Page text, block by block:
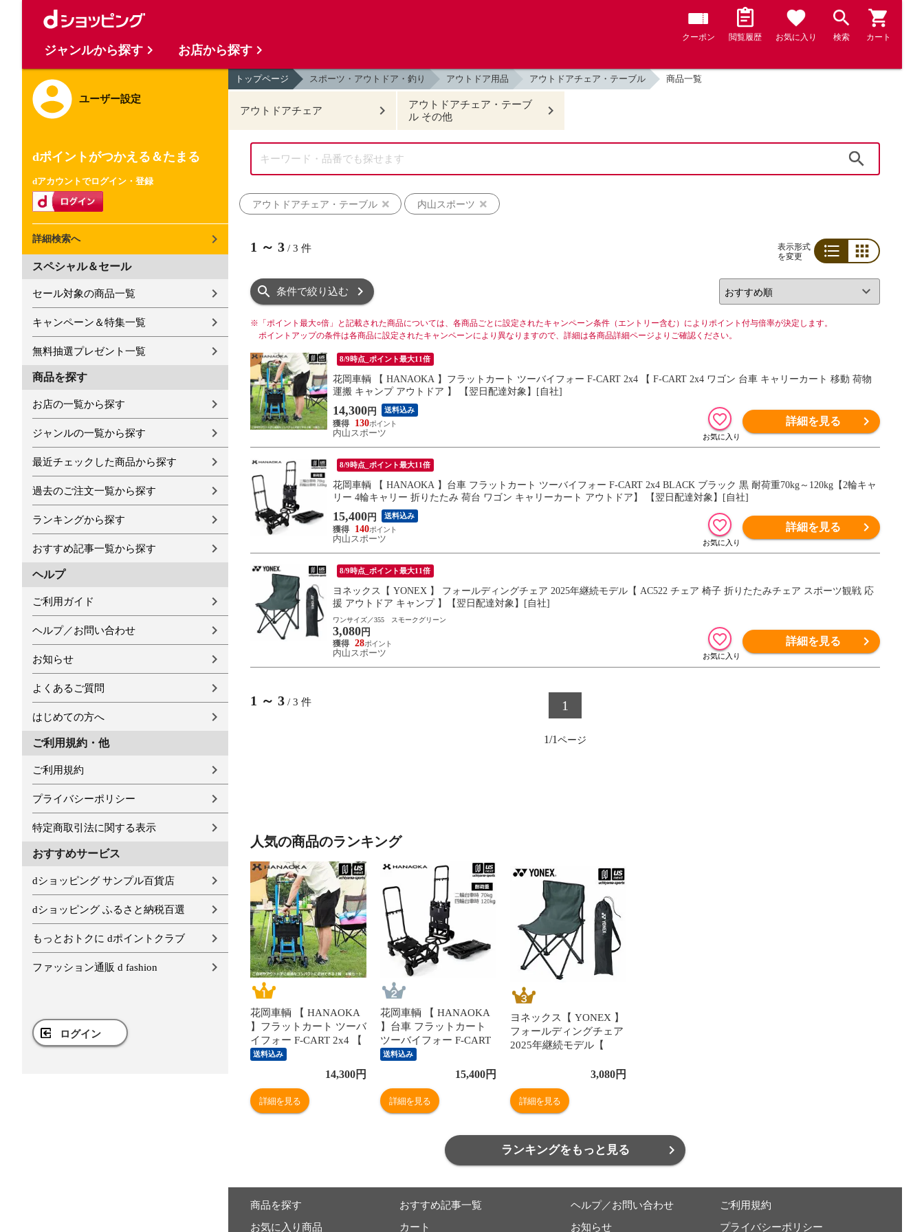
クーポン 閲覧履歴 お気に入り 検索 カート
ユーザー設定
dポイントがつかえる＆たまる
dアカウントでログイン・登録
詳細検索へ
スペシャル＆セール
セール対象の商品一覧
キャンペーン＆特集一覧
無料抽選プレゼント一覧
商品を探す
お店の一覧から探す
ジャンルの一覧から探す
最近チェックした商品から探す
過去のご注文一覧から探す
ランキングから探す
おすすめ記事一覧から探す
ヘルプ
ご利用ガイド
ヘルプ／お問い合わせ
お知らせ
よくあるご質問
はじめての方へ
ご利用規約・他
ご利用規約
プライバシーポリシー
特定商取引法に関する表示
おすすめサービス
dショッピング サンプル百貨店
dショッピング ふるさと納税百選
もっとおトクに dポイントクラブ
ファッション通販 d fashion
ログイン
トップページ スポーツ・アウトドア・釣り アウトドア用品 アウトドアチェア・テーブル 商品一覧
アウトドアチェア
アウトドアチェア・テーブ
ル その他
アウトドアチェア・テーブル 内山スポーツ
1 ～ 3 / 3 件
表示形式
を変更
条件で絞り込む
※ 「ポイント最大○倍」と記載された商品については、各商品ごとに設定されたキャンペーン条件（エントリー含む）によりポイント付与倍率が決定します。
ポイントアップの条件は各商品に設定されたキャンペーンにより異なりますので、詳細は各商品詳細ページよりご確認ください。
8/9時点_ポイント最大11倍
花岡車輌 【 HANAOKA 】フラットカート ツーバイフォー F-CART 2x4 【 F-CART 2x4 ワゴン 台車 キャリーカート 移動 荷物
運搬 キャンプ アウトドア 】 【翌日配達対象】[自社]
14,300 円 送料込み
130
内山スポーツ
詳細を見る
8/9時点_ポイント最大11倍
花岡車輌 【 HANAOKA 】台車 フラットカート ツーバイフォー F-CART 2x4 BLACK ブラック 黒 耐荷重70kg～120kg【2輪キャ
リー 4輪キャリー 折りたたみ 荷台 ワゴン キャリーカート アウトドア】 【翌日配達対象】[自社]
15,400 円 送料込み
140
内山スポーツ
詳細を見る
8/9時点_ポイント最大11倍
ヨネックス【 YONEX 】 フォールディングチェア 2025年継続モデル【 AC522 チェア 椅子 折りたたみチェア スポーツ観戦 応
援 アウトドア キャンプ 】【翌日配達対象】[自社]
ワンサイズ／355 スモークグリーン
3,080 円
28
内山スポーツ
詳細を見る
1 ～ 3 / 3 件 1
1/1
人気の商品のランキング
花岡車輌 【 HANAOKA
】フラットカート ツーバ
イフォー F-CART 2x4 【
F-CART 2x4 ワゴン 台車
キャリーカート 移動 荷
物 運搬 キャンプ アウト
ドア 】 【翌日配達対
象】[自社]
送料込み
14,300円
詳細を見る
花岡車輌 【 HANAOKA
】台車 フラットカート
ツーバイフォー F-CART
2x4 BLACK ブラック 黒
耐荷重70kg～120kg【2
輪キャリー 4輪キャリー
折りたたみ 荷台 ワゴン
キャリーカート アウトド
送料込み
15,400円
詳細を見る
ヨネックス【 YONEX 】
フォールディングチェア
2025年継続モデル【
たたみチェア スポーツ観
戦 応援 アウトドア キャ
ンプ 】【翌日配達対象】
[自社]
3,080円
詳細を見る
ランキングをもっと見る
商品を探す
お気に入り商品
おすすめ記事一覧
カート
ヘルプ／お問い合わせ
お知らせ
ご利用規約
プライバシーポリシー
ジャンルから探す お店から探す